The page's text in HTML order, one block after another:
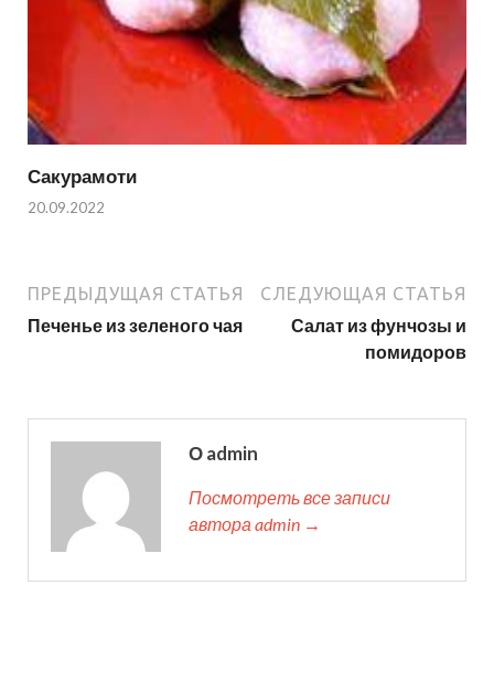
Сакурамоти
20.09.2022
ПРЕДЫДУЩАЯ СТАТЬЯ
Печенье из зеленого чая
СЛЕДУЮЩАЯ СТАТЬЯ
Салат из фунчозы и
помидоров
О admin
Посмотреть все записи
автора admin →